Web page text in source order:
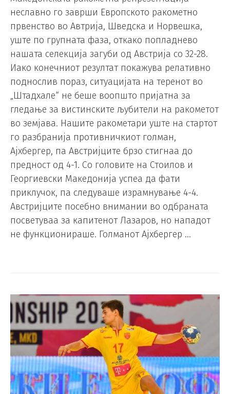
неславно го заврши Европското ракометно
првенство во Автрија, Шведска и Норвешка,
уште по групната фаза, откако попладнево
нашата селекција загуби од Австрија со 32-28.
Иако конечниот резултат покажува релативно
поднослив пораз, ситуацијата на теренот во
„Штадхале“ не беше воопшто пријатна за
гледање за вистинските љубители на ракометот
во земјава. Нашите ракометари уште на стартот
го разбранија противничкиот голман,
Ајхбергер, па Австријците брзо стигнаа до
предност од 4-1. Со головите на Стоилов и
Георгиевски Македонија успеа да фати
приклучок, па следуваше израмнување 4-4.
Австријците посебно внимании во одбраната
посветуваа за капитенот Лазаров, но нападот
не функционираше. Голманот Ајхбергер …